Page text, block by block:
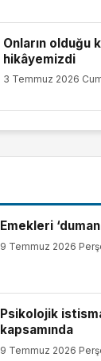
Onların olduğu
hikâyemizdi
3 Temmuz 2026
Emekleri
9 Temmuz 2026
Psikolojik
kapsamında
9 Temmuz 2026